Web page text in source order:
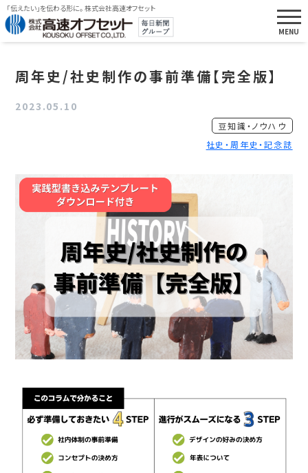
「伝えたい」を伝わる形に。 株式会社高速オフセット
周年史/社史制作の事前準備【完全版】
2023.05.10
豆知識・ノウハウ
社史・周年史・記念誌